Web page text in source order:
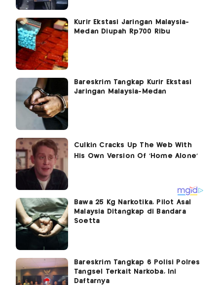
Kurir Ekstasi Jaringan Malaysia-
Medan Diupah Rp700 Ribu
Bareskrim Tangkap Kurir Ekstasi
Jaringan Malaysia-Medan
Bawa 25 Kg Narkotika, Pilot Asal
Malaysia Ditangkap di Bandara
Soetta
Bareskrim Tangkap 6 Polisi Polres
Tangsel Terkait Narkoba, Ini
Daftarnya